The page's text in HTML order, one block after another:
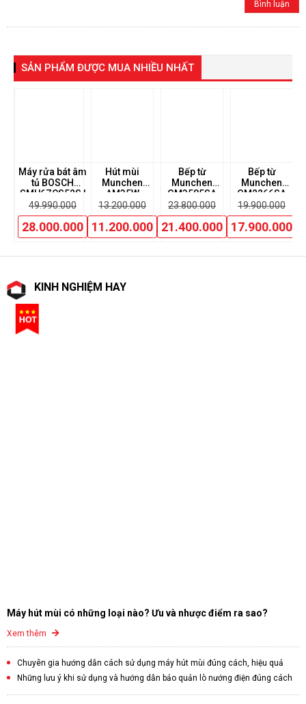
SẢN PHẨM ĐƯỢC MUA NHIỀU NHẤT
Máy rửa bát âm
tủ BOSCH
SMU6ZCS52S |
Serie 6
49.990.000
28.000.000
Hút mùi
Munchen
AM35W
13.200.000
11.200.000
Bếp từ
Munchen
GM3585SA
23.800.000
21.400.000
Bếp từ
Munchen
GM2266SA
19.900.000
17.900.000
KINH NGHIỆM HAY
Máy hút mùi có những loại nào? Ưu và nhược điểm ra sao?
Xem thêm
Chuyên gia hướng dẫn cách sử dụng máy hút mùi đúng cách, hiệu quả
Những lưu ý khi sử dụng và hướng dẫn bảo quản lò nướng điện đúng cách